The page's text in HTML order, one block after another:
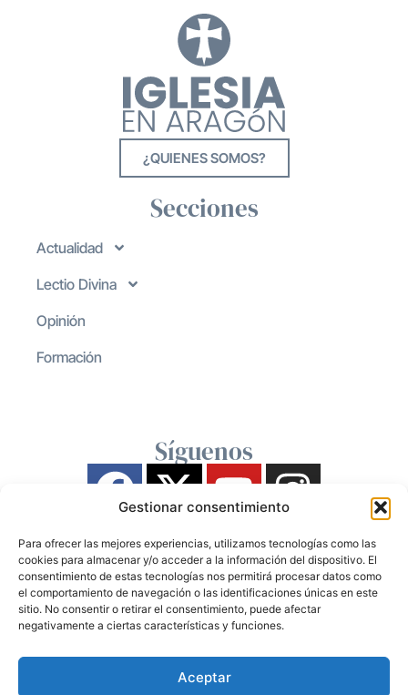
Gestionar consentimiento
Para ofrecer las mejores experiencias, utilizamos tecnologías como las
cookies para almacenar y/o acceder a la información del dispositivo. El
consentimiento de estas tecnologías nos permitirá procesar datos como
el comportamiento de navegación o las identificaciones únicas en este
sitio. No consentir o retirar el consentimiento, puede afectar
negativamente a ciertas características y funciones.
Aceptar
¿QUIENES SOMOS?
Secciones
Actualidad
Lectio Divina
Opinión
Formación
Síguenos